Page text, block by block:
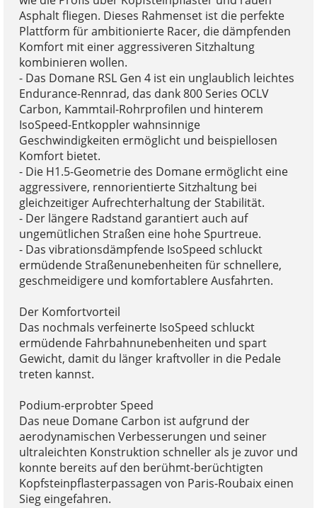
Asphalt fliegen. Dieses Rahmenset ist die perfekte
Plattform für ambitionierte Racer, die dämpfenden
Komfort mit einer aggressiveren Sitzhaltung
kombinieren wollen.
- Das Domane RSL Gen 4 ist ein unglaublich leichtes
Endurance-Rennrad, das dank 800 Series OCLV
Carbon, Kammtail-Rohrprofilen und hinterem
IsoSpeed-Entkoppler wahnsinnige
Geschwindigkeiten ermöglicht und beispiellosen
Komfort bietet.
- Die H1.5-Geometrie des Domane ermöglicht eine
aggressivere, rennorientierte Sitzhaltung bei
gleichzeitiger Aufrechterhaltung der Stabilität.
- Der längere Radstand garantiert auch auf
ungemütlichen Straßen eine hohe Spurtreue.
- Das vibrationsdämpfende IsoSpeed schluckt
ermüdende Straßenunebenheiten für schnellere,
geschmeidigere und komfortablere Ausfahrten.
Der Komfortvorteil
Das nochmals verfeinerte IsoSpeed schluckt
ermüdende Fahrbahnunebenheiten und spart
Gewicht, damit du länger kraftvoller in die Pedale
treten kannst.
Podium-erprobter Speed
Das neue Domane Carbon ist aufgrund der
aerodynamischen Verbesserungen und seiner
ultraleichten Konstruktion schneller als je zuvor und
konnte bereits auf den berühmt-berüchtigten
Kopfsteinpflasterpassagen von Paris-Roubaix einen
Sieg eingefahren.